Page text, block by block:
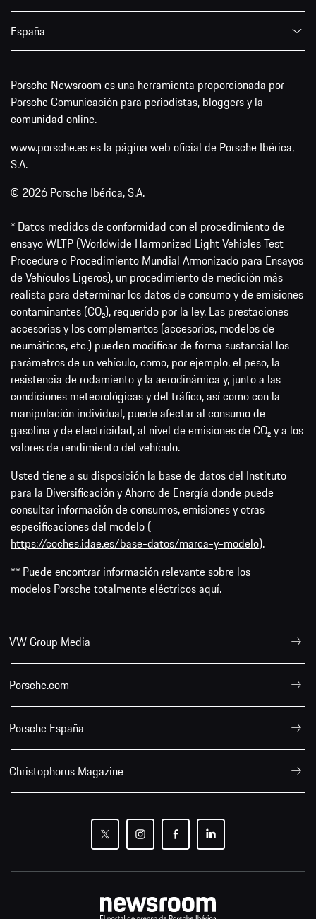
España
Porsche Newsroom es una herramienta proporcionada por
Porsche Comunicación para periodistas, bloggers y la
comunidad online.
www.porsche.es es la página web oficial de Porsche Ibérica,
S.A.
© 2026 Porsche Ibérica, S.A.
* Datos medidos de conformidad con el procedimiento de
ensayo WLTP (Worldwide Harmonized Light Vehicles Test
Procedure o Procedimiento Mundial Armonizado para Ensayos
de Vehículos Ligeros), un procedimiento de medición más
realista para determinar los datos de consumo y de emisiones
contaminantes (CO₂), requerido por la ley. Las prestaciones
accesorias y los complementos (accesorios, modelos de
neumáticos, etc.) pueden modificar de forma sustancial los
parámetros de un vehículo, como, por ejemplo, el peso, la
resistencia de rodamiento y la aerodinámica y, junto a las
condiciones meteorológicas y del tráfico, así como con la
manipulación individual, puede afectar al consumo de
gasolina y de electricidad, al nivel de emisiones de CO₂ y a los
valores de rendimiento del vehículo.
Usted tiene a su disposición la base de datos del Instituto
para la Diversificación y Ahorro de Energía donde puede
consultar información de consumos, emisiones y otras
especificaciones del modelo (
https://coches.idae.es/base-datos/marca-y-modelo).
** Puede encontrar información relevante sobre los
modelos Porsche totalmente eléctricosaquí.
VW Group Media
Porsche.com
Porsche España
Christophorus Magazine